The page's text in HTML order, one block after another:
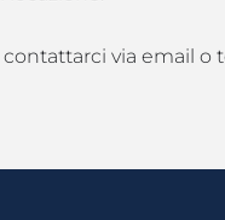
via email o